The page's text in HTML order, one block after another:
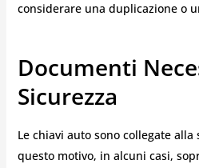
considerare una duplicazione o
Documenti
Sicurezza
Le chiavi auto sono collegate
questo motivo, in alcuni casi,